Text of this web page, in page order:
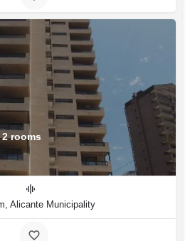
rooms
Alicante Municipality